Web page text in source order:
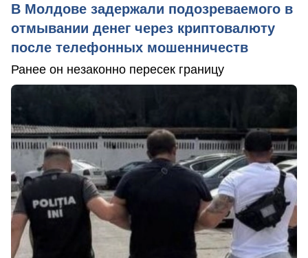
В Молдове задержали подозреваемого в
отмывании денег через криптовалюту
после телефонных мошенничеств
Ранее он незаконно пересек границу